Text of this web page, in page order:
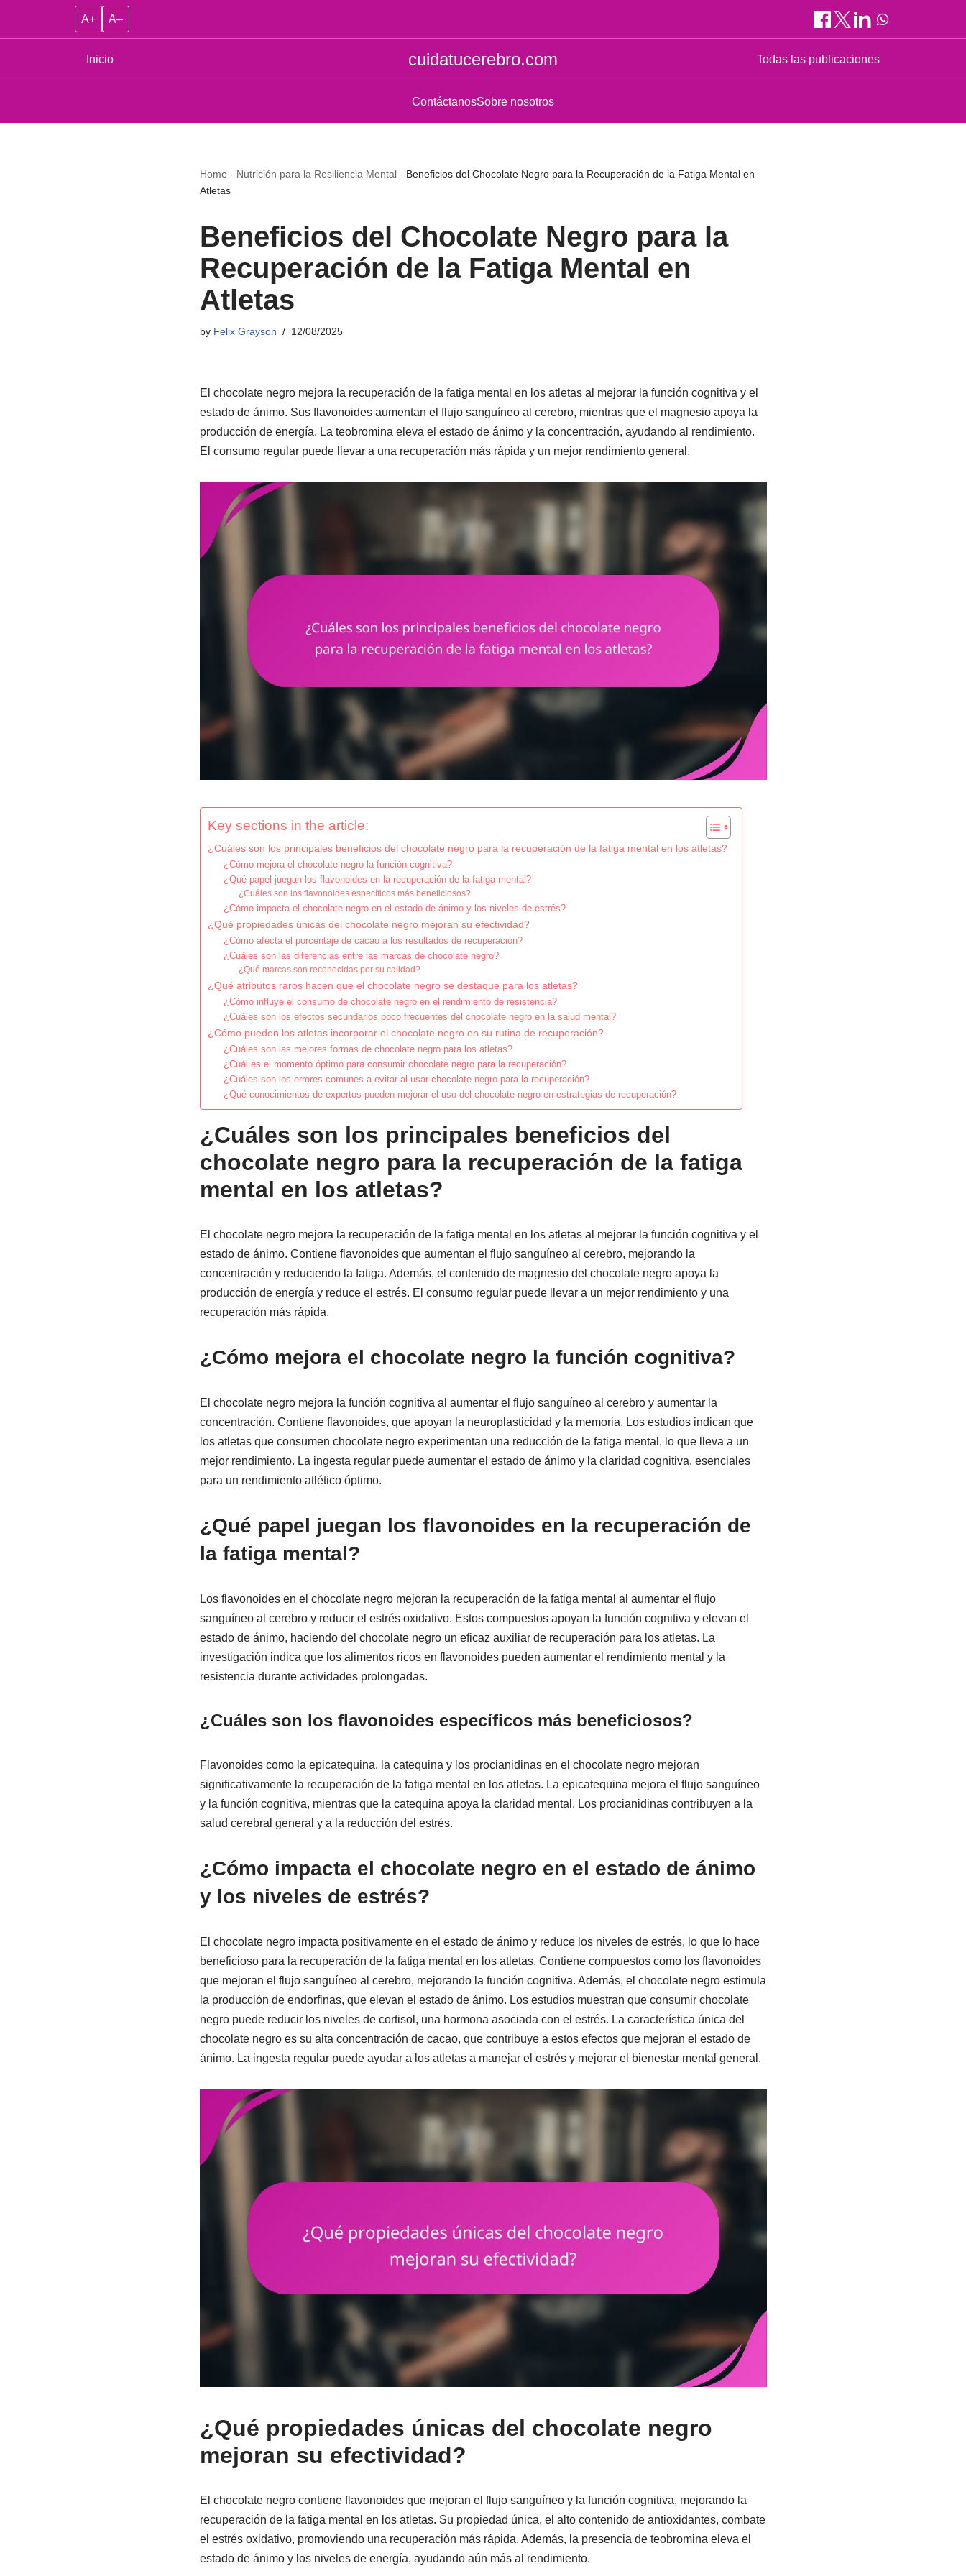
A+ A–
Inicio cuidatucerebro.com Todas las publicaciones
ContáctanosSobre nosotros
Home - Nutrición para la Resiliencia Mental- Beneficios del Chocolate Negro para la Recuperación de la Fatiga Mental en
Atletas
Beneficios del Chocolate Negro para la
Recuperación de la Fatiga Mental en
Atletas
by Felix Grayson 12/08/2025
El chocolate negro mejora la recuperación de la fatiga mental en los atletas al mejorar la función cognitiva y el
estado de ánimo. Sus flavonoides aumentan el flujo sanguíneo al cerebro, mientras que el magnesio apoya la
producción de energía. La teobromina eleva el estado de ánimo y la concentración, ayudando al rendimiento.
El consumo regular puede llevar a una recuperación más rápida y un mejor rendimiento general.
Key sections in the article:
¿Cuáles son los principales beneficios del chocolate negro para la recuperación de la fatiga mental en los atletas?
¿Cómo mejora el chocolate negro la función cognitiva?
¿Qué papel juegan los flavonoides en la recuperación de la fatiga mental?
¿Cuáles son los flavonoides específicos más beneficiosos?
¿Cómo impacta el chocolate negro en el estado de ánimo y los niveles de estrés?
¿Qué propiedades únicas del chocolate negro mejoran su efectividad?
¿Cómo afecta el porcentaje de cacao a los resultados de recuperación?
¿Cuáles son las diferencias entre las marcas de chocolate negro?
¿Qué marcas son reconocidas por su calidad?
¿Qué atributos raros hacen que el chocolate negro se destaque para los atletas?
¿Cómo influye el consumo de chocolate negro en el rendimiento de resistencia?
¿Cuáles son los efectos secundarios poco frecuentes del chocolate negro en la salud mental?
¿Cómo pueden los atletas incorporar el chocolate negro en su rutina de recuperación?
¿Cuáles son las mejores formas de chocolate negro para los atletas?
¿Cuál es el momento óptimo para consumir chocolate negro para la recuperación?
¿Cuáles son los errores comunes a evitar al usar chocolate negro para la recuperación?
¿Qué conocimientos de expertos pueden mejorar el uso del chocolate negro en estrategias de recuperación?
¿Cuáles son los principales beneficios del
chocolate negro para la recuperación de la fatiga
mental en los atletas?
El chocolate negro mejora la recuperación de la fatiga mental en los atletas al mejorar la función cognitiva y el
estado de ánimo. Contiene flavonoides que aumentan el flujo sanguíneo al cerebro, mejorando la
concentración y reduciendo la fatiga. Además, el contenido de magnesio del chocolate negro apoya la
producción de energía y reduce el estrés. El consumo regular puede llevar a un mejor rendimiento y una
recuperación más rápida.
¿Cómo mejora el chocolate negro la función cognitiva?
El chocolate negro mejora la función cognitiva al aumentar el flujo sanguíneo al cerebro y aumentar la
concentración. Contiene flavonoides, que apoyan la neuroplasticidad y la memoria. Los estudios indican que
los atletas que consumen chocolate negro experimentan una reducción de la fatiga mental, lo que lleva a un
mejor rendimiento. La ingesta regular puede aumentar el estado de ánimo y la claridad cognitiva, esenciales
para un rendimiento atlético óptimo.
¿Qué papel juegan los flavonoides en la recuperación de
la fatiga mental?
Los flavonoides en el chocolate negro mejoran la recuperación de la fatiga mental al aumentar el flujo
sanguíneo al cerebro y reducir el estrés oxidativo. Estos compuestos apoyan la función cognitiva y elevan el
estado de ánimo, haciendo del chocolate negro un eficaz auxiliar de recuperación para los atletas. La
investigación indica que los alimentos ricos en flavonoides pueden aumentar el rendimiento mental y la
resistencia durante actividades prolongadas.
¿Cuáles son los flavonoides específicos más beneficiosos?
Flavonoides como la epicatequina, la catequina y los procianidinas en el chocolate negro mejoran
significativamente la recuperación de la fatiga mental en los atletas. La epicatequina mejora el flujo sanguíneo
y la función cognitiva, mientras que la catequina apoya la claridad mental. Los procianidinas contribuyen a la
salud cerebral general y a la reducción del estrés.
¿Cómo impacta el chocolate negro en el estado de ánimo
y los niveles de estrés?
El chocolate negro impacta positivamente en el estado de ánimo y reduce los niveles de estrés, lo que lo hace
beneficioso para la recuperación de la fatiga mental en los atletas. Contiene compuestos como los flavonoides
que mejoran el flujo sanguíneo al cerebro, mejorando la función cognitiva. Además, el chocolate negro estimula
la producción de endorfinas, que elevan el estado de ánimo. Los estudios muestran que consumir chocolate
negro puede reducir los niveles de cortisol, una hormona asociada con el estrés. La característica única del
chocolate negro es su alta concentración de cacao, que contribuye a estos efectos que mejoran el estado de
ánimo. La ingesta regular puede ayudar a los atletas a manejar el estrés y mejorar el bienestar mental general.
¿Qué propiedades únicas del chocolate negro
mejoran su efectividad?
El chocolate negro contiene flavonoides que mejoran el flujo sanguíneo y la función cognitiva, mejorando la
recuperación de la fatiga mental en los atletas. Su propiedad única, el alto contenido de antioxidantes, combate
el estrés oxidativo, promoviendo una recuperación más rápida. Además, la presencia de teobromina eleva el
estado de ánimo y los niveles de energía, ayudando aún más al rendimiento.